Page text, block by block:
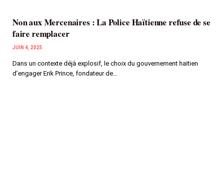
Non aux Mercenaires : La Police Haïtienne refuse de se
faire remplacer
JUIN 4, 2025
Dans un contexte déjà explosif, le choix du gouvernement haïtien
d’engager Erik Prince, fondateur de…